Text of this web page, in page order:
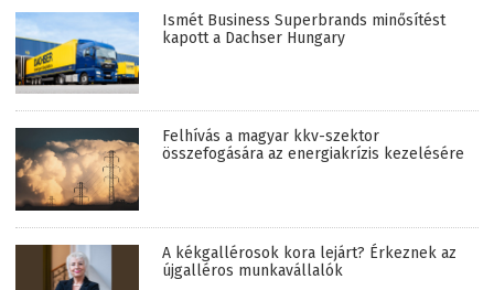
Ismét Business Superbrands minősítést
kapott a Dachser Hungary
Felhívás a magyar kkv-szektor
összefogására az energiakrízis kezelésére
A kékgallérosok kora lejárt? Érkeznek az
újgalléros munkavállalók